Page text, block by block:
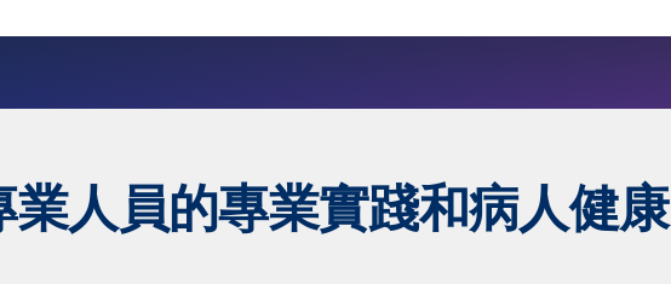
人員的專業實踐和病人健康